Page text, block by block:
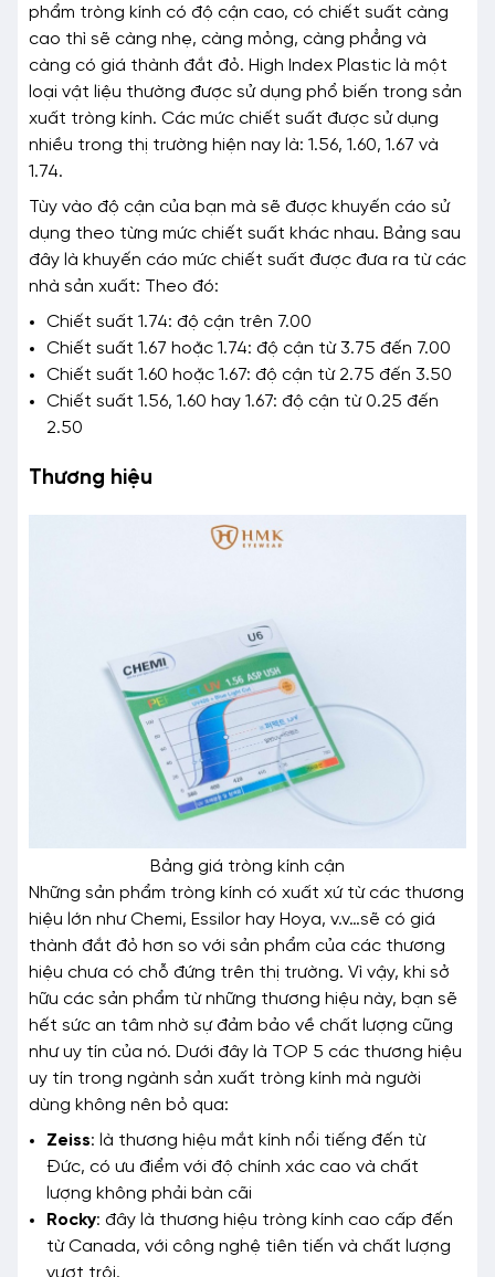
phẩm tròng kính có độ cận cao, có chiết suất càng
cao thì sẽ càng nhẹ, càng mỏng, càng phẳng và
càng có giá thành đắt đỏ. High Index Plastic là một
loại vật liệu thường được sử dụng phổ biến trong sản
xuất tròng kính. Các mức chiết suất được sử dụng
nhiều trong thị trường hiện nay là: 1.56, 1.60, 1.67 và
1.74.
Tùy vào độ cận của bạn mà sẽ được khuyến cáo sử
dụng theo từng mức chiết suất khác nhau. Bảng sau
đây là khuyến cáo mức chiết suất được đưa ra từ các
nhà sản xuất: Theo đó:
Chiết suất 1.74: độ cận trên 7.00
Chiết suất 1.67 hoặc 1.74: độ cận từ 3.75 đến 7.00
Chiết suất 1.60 hoặc 1.67: độ cận từ 2.75 đến 3.50
Chiết suất 1.56, 1.60 hay 1.67: độ cận từ 0.25 đến
2.50
Thương hiệu
Bảng giá tròng kính cận
Những sản phẩm tròng kính có xuất xứ từ các thương
hiệu lớn như Chemi, Essilor hay Hoya, v.v…sẽ có giá
thành đắt đỏ hơn so với sản phẩm của các thương
hiệu chưa có chỗ đứng trên thị trường. Vì vậy, khi sở
hữu các sản phẩm từ những thương hiệu này, bạn sẽ
hết sức an tâm nhờ sự đảm bảo về chất lượng cũng
như uy tín của nó. Dưới đây là TOP 5 các thương hiệu
uy tín trong ngành sản xuất tròng kính mà người
dùng không nên bỏ qua:
Zeiss: là thương hiệu mắt kính nổi tiếng đến từ
Đức, có ưu điểm với độ chính xác cao và chất
lượng không phải bàn cãi
Rocky: đây là thương hiệu tròng kính cao cấp đến
từ Canada, với công nghệ tiên tiến và chất lượng
vượt trội.